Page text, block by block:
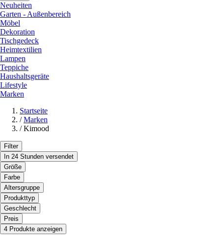
Neuheiten
Garten - Außenbereich
Möbel
Dekoration
Tischgedeck
Heimtextilien
Lampen
Teppiche
Haushaltsgeräte
Lifestyle
Marken
Startseite
/ Marken
/ Kimood
Filter
In 24 Stunden versendet
Größe
Farbe
Altersgruppe
Produkttyp
Geschlecht
Preis
4 Produkte anzeigen